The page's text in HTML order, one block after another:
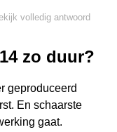
volledig antwoord
zo duur?
geproduceerd
En schaarste
gaat.